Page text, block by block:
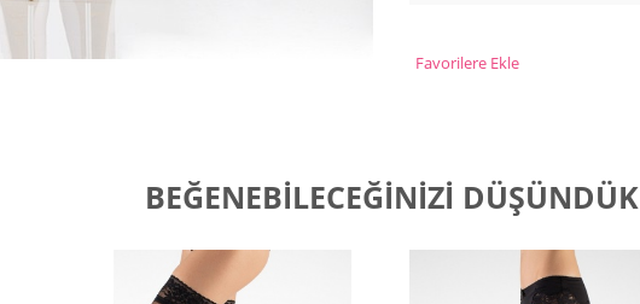
Favorilere Ekle
BEĞENEBILECEĞINIZI DÜŞÜNDÜK